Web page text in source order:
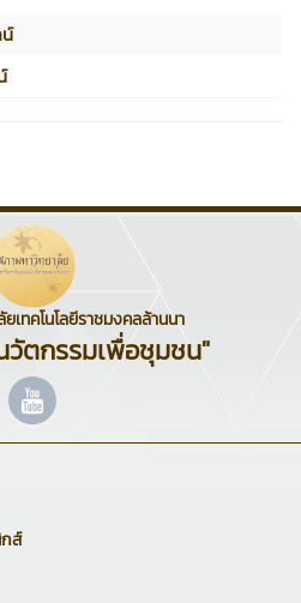
เทคโนโลยีราชมงคลล้านนา
วัตกรรมเพื่อชุมชน"
ส์